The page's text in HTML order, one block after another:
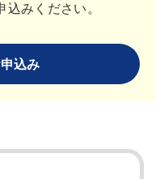
みください。
込み